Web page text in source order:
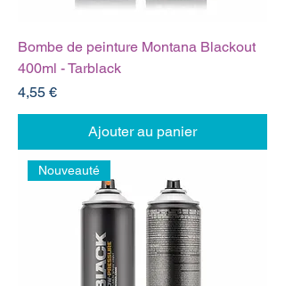
Bombe de peinture Montana Blackout
400ml - Tarblack
Prix
4,55 €
Ajouter au panier
Nouveauté